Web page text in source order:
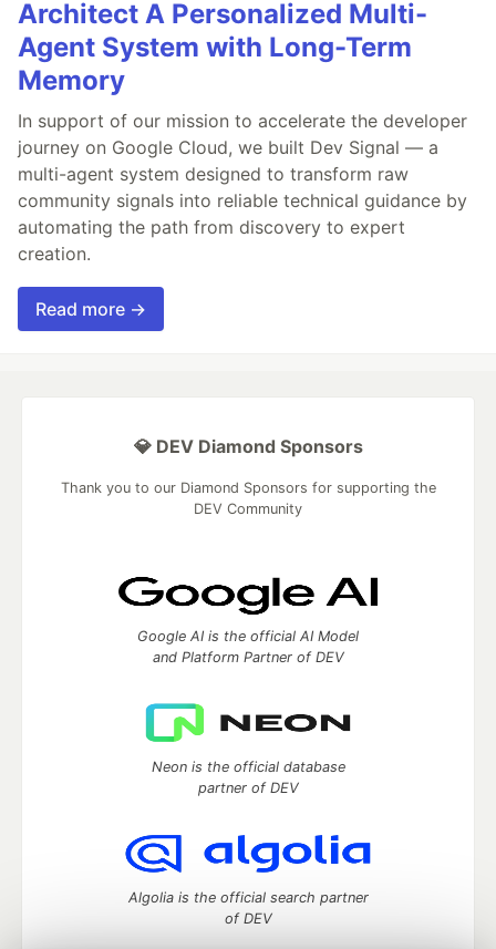
Architect A Personalized Multi-
Agent System with Long-Term
Memory
In support of our mission to accelerate the developer
journey on Google Cloud, we built Dev Signal — a
multi-agent system designed to transform raw
community signals into reliable technical guidance by
automating the path from discovery to expert
creation.
Read more →
💎 DEV Diamond Sponsors
Thank you to our Diamond Sponsors for supporting the
DEV Community
Google AI is the official AI Model
and Platform Partner of DEV
Neon is the official database
partner of DEV
Algolia is the official search partner
of DEV